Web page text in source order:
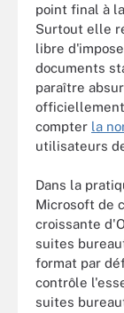
point final à
Surtout elle
libre
documents
paraître
officiellement
compter la
utilisateurs
Dans la
Microsoft de
croissante
suites
format par
contrôle
suites